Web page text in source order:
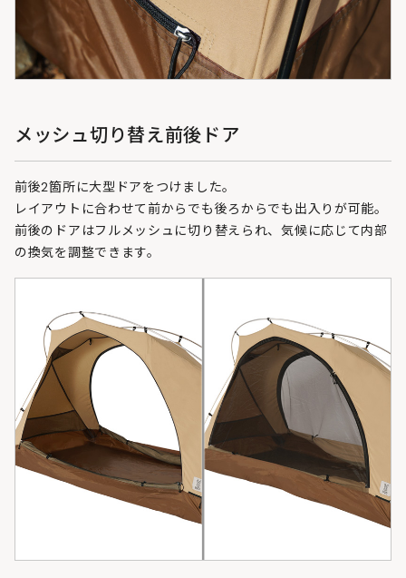
メッシュ切り替え前後ドア
前後2箇所に大型ドアをつけました。
レイアウトに合わせて前からでも後ろからでも出入りが可能。
前後のドアはフルメッシュに切り替えられ、気候に応じて内部
の換気を調整できます。